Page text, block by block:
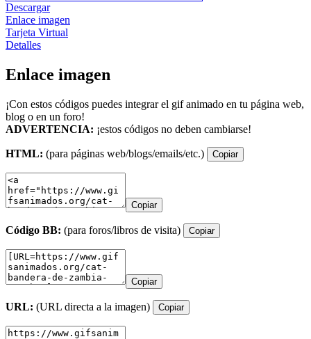
Descargar
Enlace imagen
Tarjeta Virtual
Detalles
Enlace imagen
¡Con estos códigos puedes integrar el gif animado en tu página web,
blog o en un foro!
ADVERTENCIA: ¡estos códigos no deben cambiarse!
HTML: (para páginas web/blogs/emails/etc.) Copiar
Copiar
Código BB: (para foros/libros de visita) Copiar
Copiar
URL: (URL directa a la imagen) Copiar